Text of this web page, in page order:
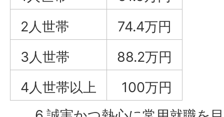
2人世帯
74.4万円
3人世帯
88.2万円
4人世帯以上
100万円